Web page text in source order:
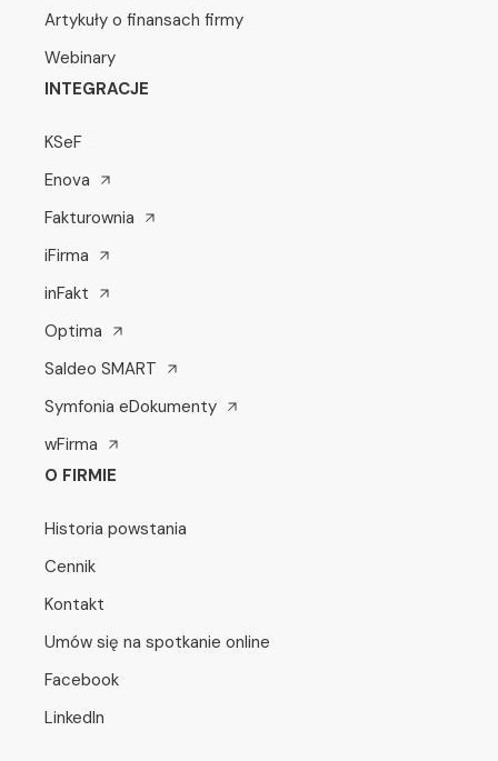
Artykuły o finansach firmy
Webinary
INTEGRACJE
KSeF
Enova
Fakturownia
iFirma
inFakt
Optima
Saldeo SMART
Symfonia eDokumenty
wFirma
O FIRMIE
Historia powstania
Cennik
Kontakt
Umów się na spotkanie online
Facebook
LinkedIn